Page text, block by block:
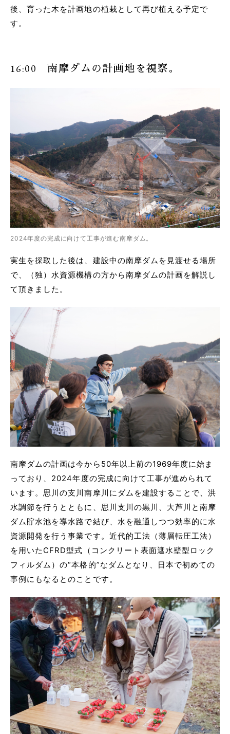
後、育った木を計画地の植栽として再び植える予定で
す。
16:00 南摩ダムの計画地を視察。
2024年度の完成に向けて工事が進む南摩ダム。
実生を採取した後は、建設中の南摩ダムを見渡せる場所
で、（独）水資源機構の方から南摩ダムの計画を解説し
て頂きました。
南摩ダムの計画は今から50年以上前の1969年度に始ま
っており、2024年度の完成に向けて工事が進められて
います。思川の支川南摩川にダムを建設することで、洪
水調節を行うとともに、思川支川の黒川、大芦川と南摩
ダム貯水池を導水路で結び、水を融通しつつ効率的に水
資源開発を行う事業です。近代的工法（薄層転圧工法）
を用いたCFRD型式（コンクリート表面遮水壁型ロック
フィルダム）の“本格的”なダムとなり、日本で初めての
事例にもなるとのことです。